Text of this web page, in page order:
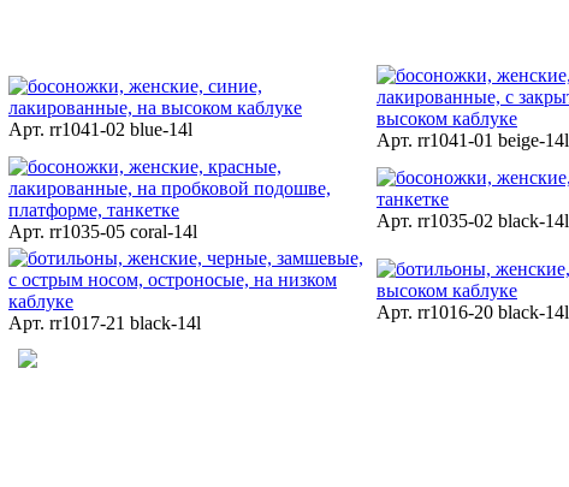
Арт. rr1041-02 blue-14l
Арт. rr1041-01 beige-14l
Арт. rr1035-05 coral-14l
Арт. rr1035-02 black-14l
Арт. rr1017-21 black-14l
Арт. rr1016-20 black-14l